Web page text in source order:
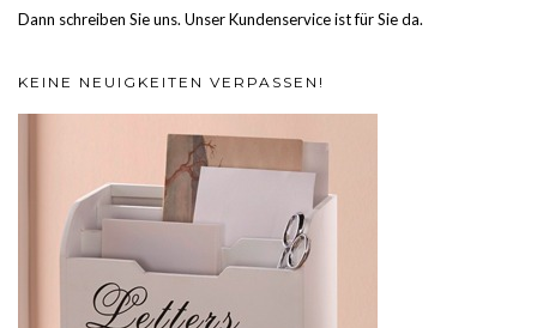
Dann schreiben Sie uns. Unser Kundenservice ist für Sie da.
KEINE NEUIGKEITEN VERPASSEN!